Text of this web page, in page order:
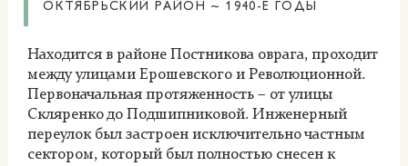
ОКТЯБРЬСКИЙ РАЙОН ~ 1940-Е ГОДЫ
Находится в районе Постникова оврага, проходит
между улицами Ерошевского и Революционной.
Первоначальная протяженность – от улицы
Скляренко до Подшипниковой. Инженерный
переулок был застроен исключительно частным
сектором, который был полностью снесен к